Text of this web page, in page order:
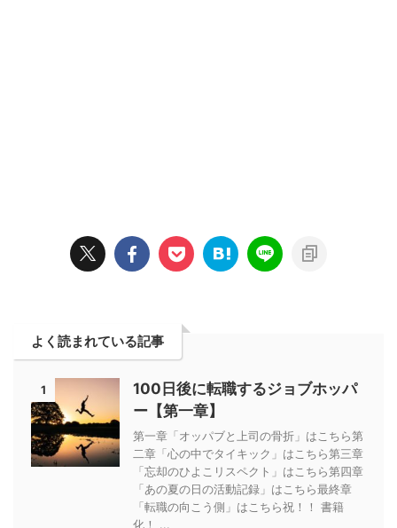
よく読まれている記事
1
100日後に転職するジョブホッパ
ー【第一章】
第一章「オッパブと上司の骨折」はこちら第
二章「心の中でタイキック」はこちら第三章
「忘却のひよこリスペクト」はこちら第四章
「あの夏の日の活動記録」はこちら最終章
「転職の向こう側」はこちら祝！！ 書籍
化！ ...